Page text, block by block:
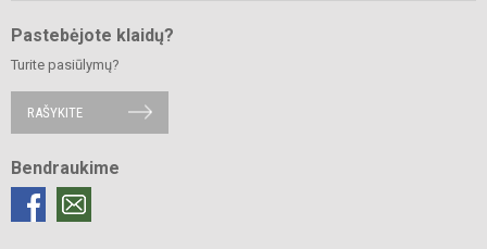
Pastebėjote klaidų?
Turite pasiūlymų?
RAŠYKITE
Bendraukime